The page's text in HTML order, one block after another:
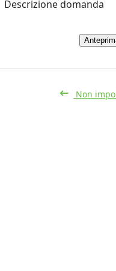
Descrizione domanda
Non